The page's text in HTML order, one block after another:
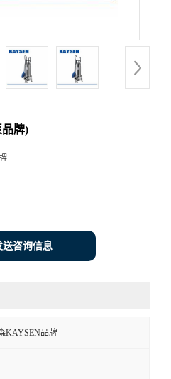
牌)
送咨询信息
KAYSEN品牌